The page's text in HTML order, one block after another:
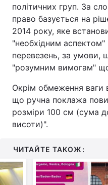
політичних груп. За
право базується на
2014 року, яке
"необхідним
перевезень, за умови,
"розумним вимогам"
Окрім обмеження ваги
що ручна поклажа
розміри 100 см (сума
висоти)".
ЧИТАЙТЕ ТАКОЖ: